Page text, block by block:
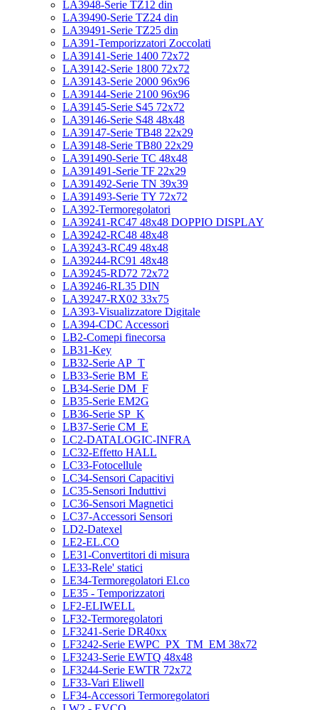
LA3948-Serie TZ12 din
LA39490-Serie TZ24 din
LA39491-Serie TZ25 din
LA391-Temporizzatori Zoccolati
LA39141-Serie 1400 72x72
LA39142-Serie 1800 72x72
LA39143-Serie 2000 96x96
LA39144-Serie 2100 96x96
LA39145-Serie S45 72x72
LA39146-Serie S48 48x48
LA39147-Serie TB48 22x29
LA39148-Serie TB80 22x29
LA391490-Serie TC 48x48
LA391491-Serie TF 22x29
LA391492-Serie TN 39x39
LA391493-Serie TY 72x72
LA392-Termoregolatori
LA39241-RC47 48x48 DOPPIO DISPLAY
LA39242-RC48 48x48
LA39243-RC49 48x48
LA39244-RC91 48x48
LA39245-RD72 72x72
LA39246-RL35 DIN
LA39247-RX02 33x75
LA393-Visualizzatore Digitale
LA394-CDC Accessori
LB2-Comepi finecorsa
LB31-Key
LB32-Serie AP_T
LB33-Serie BM_E
LB34-Serie DM_F
LB35-Serie EM2G
LB36-Serie SP_K
LB37-Serie CM_E
LC2-DATALOGIC-INFRA
LC32-Effetto HALL
LC33-Fotocellule
LC34-Sensori Capacitivi
LC35-Sensori Induttivi
LC36-Sensori Magnetici
LC37-Accessori Sensori
LD2-Datexel
LE2-EL.CO
LE31-Convertitori di misura
LE33-Rele' statici
LE34-Termoregolatori El.co
LE35 - Temporizzatori
LF2-ELIWELL
LF32-Termoregolatori
LF3241-Serie DR40xx
LF3242-Serie EWPC_PX_TM_EM 38x72
LF3243-Serie EWTQ 48x48
LF3244-Serie EWTR 72x72
LF33-Vari Eliwell
LF34-Accessori Termoregolatori